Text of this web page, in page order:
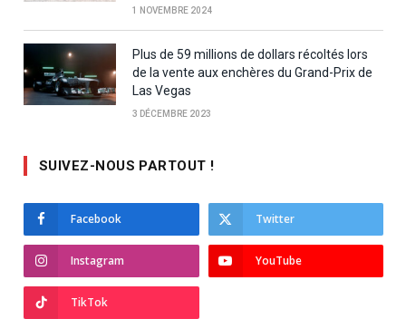
1 NOVEMBRE 2024
Plus de 59 millions de dollars récoltés lors
de la vente aux enchères du Grand-Prix de
Las Vegas
3 DÉCEMBRE 2023
SUIVEZ-NOUS PARTOUT !
Facebook Twitter
Instagram YouTube
TikTok